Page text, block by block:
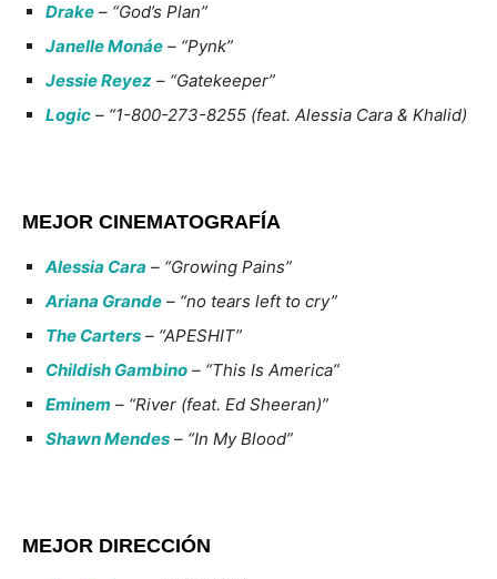
Drake – “God’s Plan”
Janelle Monáe – “Pynk”
Jessie Reyez – “Gatekeeper”
Logic – “1-800-273-8255 (feat. Alessia Cara & Khalid)
MEJOR CINEMATOGRAFÍA
Alessia Cara – “Growing Pains”
Ariana Grande – “no tears left to cry”
The Carters – “APESHIT”
Childish Gambino – “This Is America”
Eminem – “River (feat. Ed Sheeran)”
Shawn Mendes – “In My Blood”
MEJOR DIRECCIÓN